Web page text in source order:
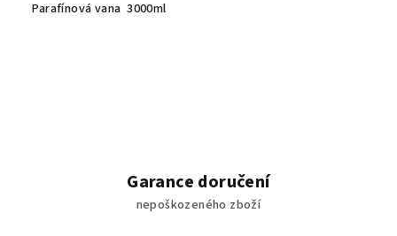
Parafínová vana 3000ml
Garance doručení
nepoškozeného zboží